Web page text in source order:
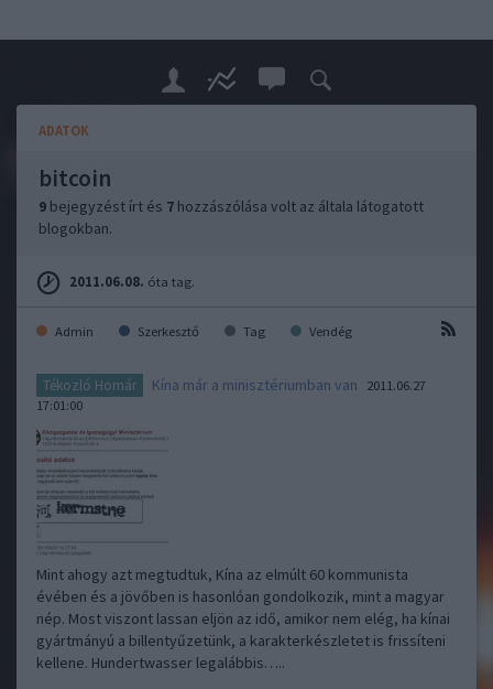
ADATOK
bitcoin
9 bejegyzést írt és 7 hozzászólása volt az általa látogatott
blogokban.
2011.06.08. óta tag.
Admin Szerkesztő Tag Vendég
Tékozló Homár Kína már a minisztériumban van
2011.06.27
17:01:00
Mint ahogy azt megtudtuk, Kína az elmúlt 60 kommunista
évében és a jövőben is hasonlóan gondolkozik, mint a magyar
nép. Most viszont lassan eljön az idő, amikor nem elég, ha kínai
gyártmányú a billentyűzetünk, a karakterkészletet is frissíteni
kellene. Hundertwasser legalábbis…..